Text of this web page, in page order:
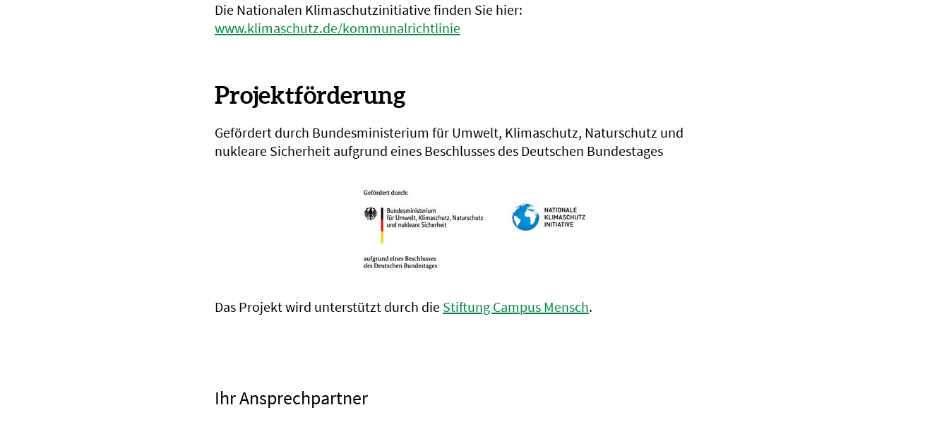
Die Nationalen Klimaschutzinitiative finden Sie hier:
www.klimaschutz.de/kommunalrichtlinie
Projektförderung
Gefördert durch Bundesministerium für Umwelt, Klimaschutz, Naturschutz und
nukleare Sicherheit aufgrund eines Beschlusses des Deutschen Bundestages
Das Projekt wird unterstützt durch die Stiftung Campus Mensch.
Ihr Ansprechpartner